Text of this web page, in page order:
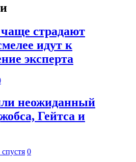
страдают
идут к
эксперта
неожиданный
Гейтса и
0